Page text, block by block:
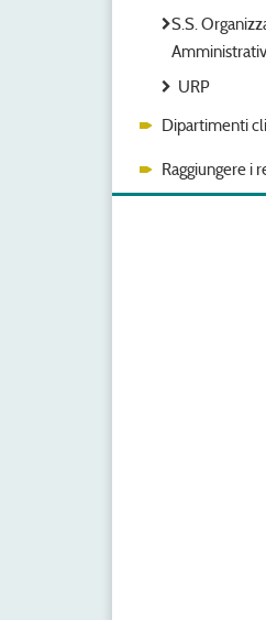
S.S.
URP
Dipartimenti
Raggiungere i